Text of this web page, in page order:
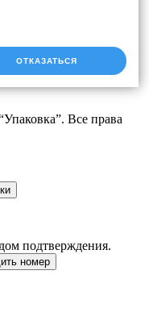
Все права
подтверждения.
номер
ОТКАЗАТЬСЯ